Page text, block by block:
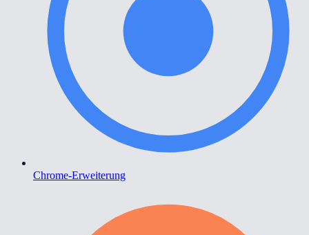
Chrome-Erweiterung